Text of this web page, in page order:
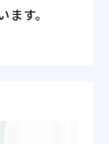
す。